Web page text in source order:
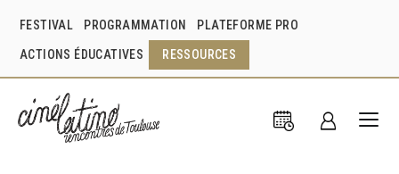
FESTIVAL PROGRAMMATION PLATEFORME PRO
ACTIONS ÉDUCATIVES RESSOURCES